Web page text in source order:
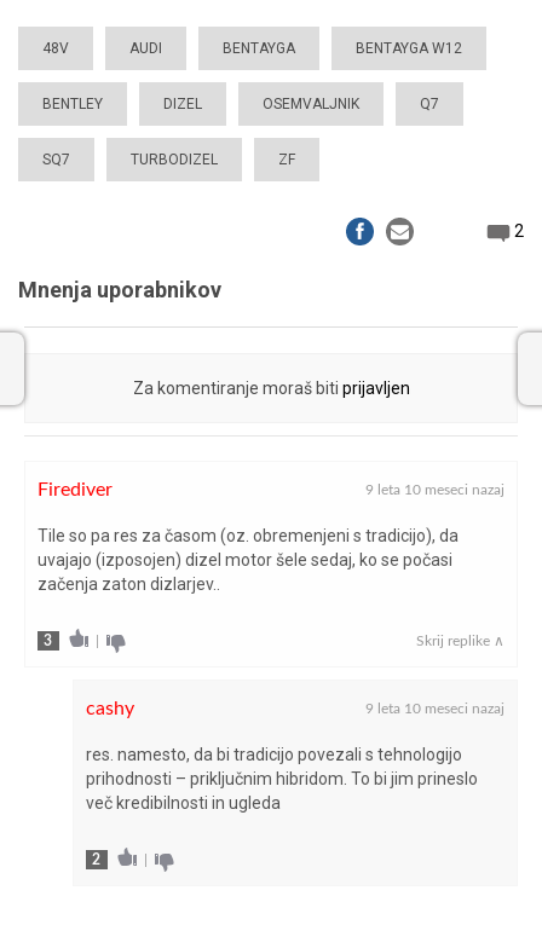
48V AUDI BENTAYGA BENTAYGA W12
BENTLEY DIZEL OSEMVALJNIK Q7
SQ7 TURBODIZEL ZF
2
Mnenja uporabnikov
Za komentiranje moraš biti prijavljen
Firediver 9 leta 10 meseci nazaj
Tile so pa res za časom (oz. obremenjeni s tradicijo), da
uvajajo (izposojen) dizel motor šele sedaj, ko se počasi
začenja zaton dizlarjev..
3 Skrij replike ∧
cashy 9 leta 10 meseci nazaj
res. namesto, da bi tradicijo povezali s tehnologijo
prihodnosti – priključnim hibridom. To bi jim prineslo
več kredibilnosti in ugleda
2